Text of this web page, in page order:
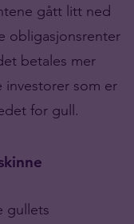
gått litt ned
obligasjonsrenter
betales mer
investorer som er
for gull.
gullets